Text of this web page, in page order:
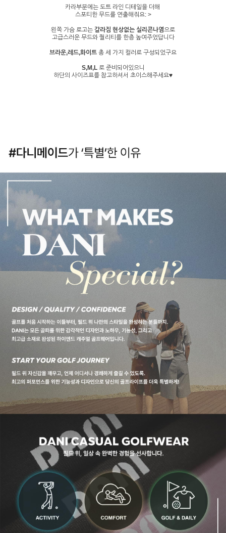
카라부분에는 도트 라인 디테일을 더해
스포티한 무드를 연출해줘요: >
왼쪽 가슴 로고는 갈라짐 현상없는 실리콘나염으로
고급스러운 무드와 퀄리티를 한층 높여주었답니다
브라운,레드,화이트 총 세 가지 컬러로 구성되었구요
S,M,L 로 준비되어있으니
하단의 사이즈표를 참고하셔서 초이스해주세요♥